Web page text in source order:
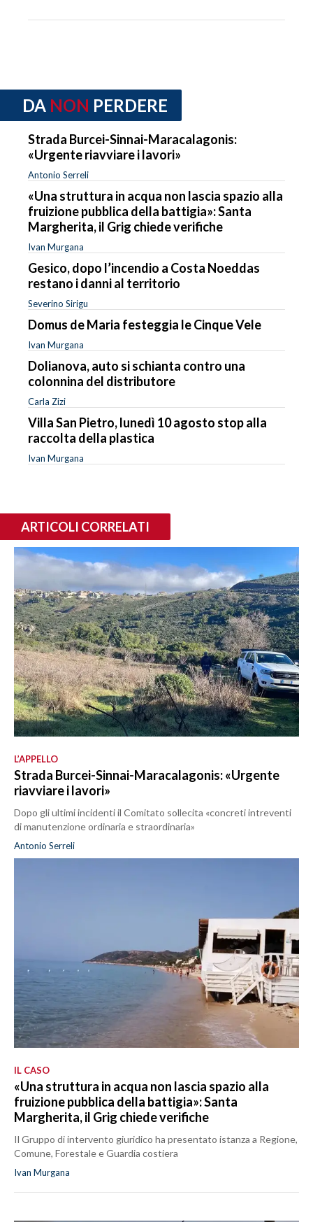
DA NON PERDERE
Strada Burcei-Sinnai-Maracalagonis:
«Urgente riavviare i lavori»
Antonio Serreli
«Una struttura in acqua non lascia spazio alla
fruizione pubblica della battigia»: Santa
Margherita, il Grig chiede verifiche
Ivan Murgana
Gesico, dopo l’incendio a Costa Noeddas
restano i danni al territorio
Severino Sirigu
Domus de Maria festeggia le Cinque Vele
Ivan Murgana
Dolianova, auto si schianta contro una
colonnina del distributore
Carla Zizi
Villa San Pietro, lunedì 10 agosto stop alla
raccolta della plastica
Ivan Murgana
ARTICOLI CORRELATI
L’APPELLO
Strada Burcei-Sinnai-Maracalagonis: «Urgente
riavviare i lavori»
Dopo gli ultimi incidenti il Comitato sollecita «concreti intreventi
di manutenzione ordinaria e straordinaria»
Antonio Serreli
IL CASO
«Una struttura in acqua non lascia spazio alla
fruizione pubblica della battigia»: Santa
Margherita, il Grig chiede verifiche
Il Gruppo di intervento giuridico ha presentato istanza a Regione,
Comune, Forestale e Guardia costiera
Ivan Murgana